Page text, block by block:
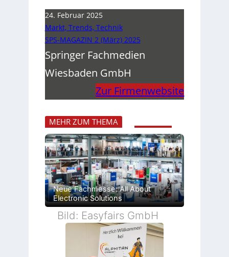
24. Februar 2025
Markt, Trends, Technik
SPS-MAGAZIN 2 (März) 2025
Springer Fachmedien
Wiesbaden GmbH
Zur Firmenwebsite
MEHR ZUM THEMA
Neue Fachmesse: All About
Electronic Solutions
Bild: Easyfairs GmbH